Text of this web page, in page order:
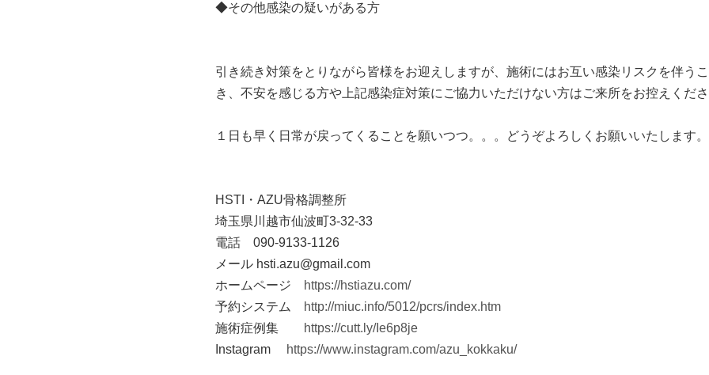
◆その他感染の疑いがある方
引き続き対策をとりながら皆様をお迎えしますが、施術にはお互い感染リスクを伴う
き、不安を感じる方や上記感染症対策にご協力いただけない方はご来所をお控えくだ
１日も早く日常が戻ってくることを願いつつ。。。どうぞよろしくお願いいたします。
HSTI・AZU骨格調整所
埼玉県川越市仙波町3-32-33
電話 090-9133-1126
メール hsti.azu@gmail.com
ホームページ
https://hstiazu.com/
予約システム
http://miuc.info/5012/pcrs/index.htm
施術症例集
https://cutt.ly/Ie6p8je
Instagram
https://www.instagram.com/azu_kokkaku/